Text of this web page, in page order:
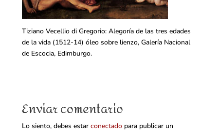
Tiziano Vecellio di Gregorio: Alegoría de las tres edades
de la vida (1512-14) óleo sobre lienzo, Galería Nacional
de Escocia, Edimburgo.
Enviar comentario
Lo siento, debes estar conectadopara publicar un